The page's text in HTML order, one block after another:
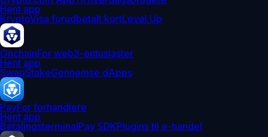
Hent app
KryptoVisa forudbetalt kortLevel Up
OnchainFor web3-entusiaster
Hent app
SwapStakeGennemse dApps
PayFor forhandlere
Hent app
BetalingsterminalPay SDKPlugins til e-handel